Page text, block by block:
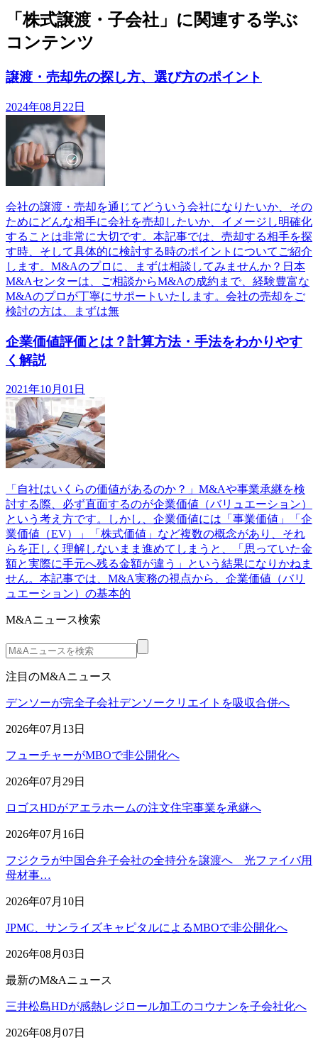
「株式譲渡・子会社」に関連する学ぶ
コンテンツ
譲渡・売却先の探し方、選び方のポイント
2024年08月22日
会社の譲渡・売却を通じてどういう会社になりたいか、その
ためにどんな相手に会社を売却したいか、イメージし明確化
することは非常に大切です。本記事では、売却する相手を探
す時、そして具体的に検討する時のポイントについてご紹介
します。M&Aのプロに、まずは相談してみませんか？日本
M&Aセンターは、ご相談からM&Aの成約まで、経験豊富な
M&Aのプロが丁寧にサポートいたします。会社の売却をご
検討の方は、まずは無
企業価値評価とは？計算方法・手法をわかりやす
く解説
2021年10月01日
「自社はいくらの価値があるのか？」M&Aや事業承継を検
討する際、必ず直面するのが企業価値（バリュエーション）
という考え方です。しかし、企業価値には「事業価値」「企
業価値（EV）」「株式価値」など複数の概念があり、それ
らを正しく理解しないまま進めてしまうと、「思っていた金
額と実際に手元へ残る金額が違う」という結果になりかねま
せん。本記事では、M&A実務の視点から、企業価値（バリ
ュエーション）の基本的
M&Aニュース検索
注目のM&Aニュース
デンソーが完全子会社デンソークリエイトを吸収合併へ
2026年07月13日
フューチャーがMBOで非公開化へ
2026年07月29日
ロゴスHDがアエラホームの注文住宅事業を承継へ
2026年07月16日
フジクラが中国合弁子会社の全持分を譲渡へ 光ファイバ用
母材事…
2026年07月10日
JPMC、サンライズキャピタルによるMBOで非公開化へ
2026年08月03日
最新のM&Aニュース
三井松島HDが感熱レジロール加工のコウナンを子会社化へ
2026年08月07日